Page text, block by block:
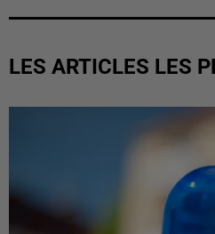
LES ARTICLES LES